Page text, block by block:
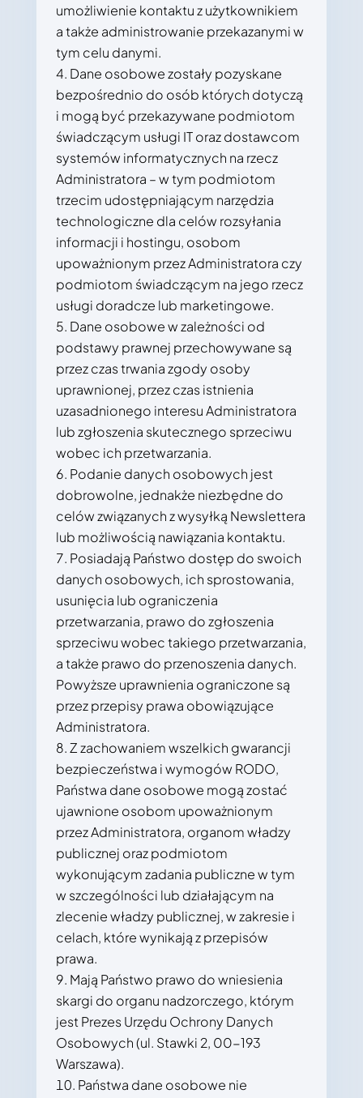
umożliwienie kontaktu z użytkownikiem
a także administrowanie przekazanymi w
tym celu danymi.
Dane osobowe zostały pozyskane
bezpośrednio do osób których dotyczą
i mogą być przekazywane podmiotom
świadczącym usługi IT oraz dostawcom
systemów informatycznych na rzecz
Administratora – w tym podmiotom
trzecim udostępniającym narzędzia
technologiczne dla celów rozsyłania
informacji i hostingu, osobom
upoważnionym przez Administratora czy
podmiotom świadczącym na jego rzecz
usługi doradcze lub marketingowe.
Dane osobowe w zależności od
podstawy prawnej przechowywane są
przez czas trwania zgody osoby
uprawnionej, przez czas istnienia
uzasadnionego interesu Administratora
lub zgłoszenia skutecznego sprzeciwu
wobec ich przetwarzania.
Podanie danych osobowych jest
dobrowolne, jednakże niezbędne do
celów związanych z wysyłką Newslettera
lub możliwością nawiązania kontaktu.
Posiadają Państwo dostęp do swoich
danych osobowych, ich sprostowania,
usunięcia lub ograniczenia
przetwarzania, prawo do zgłoszenia
sprzeciwu wobec takiego przetwarzania,
a także prawo do przenoszenia danych.
Powyższe uprawnienia ograniczone są
przez przepisy prawa obowiązujące
Administratora.
Z zachowaniem wszelkich gwarancji
bezpieczeństwa i wymogów RODO,
Państwa dane osobowe mogą zostać
ujawnione osobom upoważnionym
przez Administratora, organom władzy
publicznej oraz podmiotom
wykonującym zadania publiczne w tym
w szczególności lub działającym na
zlecenie władzy publicznej, w zakresie i
celach, które wynikają z przepisów
prawa.
Mają Państwo prawo do wniesienia
skargi do organu nadzorczego, którym
jest Prezes Urzędu Ochrony Danych
Osobowych (ul. Stawki 2, 00-193
Warszawa).
Państwa dane osobowe nie